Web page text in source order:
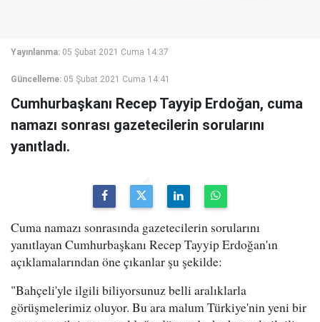
Yayınlanma: 05 Şubat 2021 Cuma 14:37
Güncelleme: 05 Şubat 2021 Cuma 14:41
Cumhurbaşkanı Recep Tayyip Erdoğan, cuma
namazı sonrası gazetecilerin sorularını
yanıtladı.
Cuma namazı sonrasında gazetecilerin sorularını
yanıtlayan Cumhurbaşkanı Recep Tayyip Erdoğan'ın
açıklamalarından öne çıkanlar şu şekilde:
"Bahçeli'yle ilgili biliyorsunuz belli aralıklarla
görüşmelerimiz oluyor. Bu ara malum Türkiye'nin yeni bir